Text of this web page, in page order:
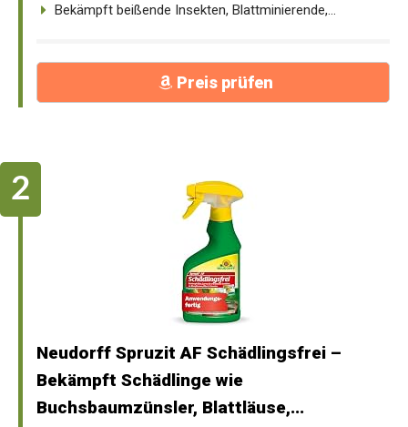
Bekämpft beißende Insekten, Blattminierende,...
Preis prüfen
Neudorff Spruzit AF Schädlingsfrei –
Bekämpft Schädlinge wie
Buchsbaumzünsler, Blattläuse,...